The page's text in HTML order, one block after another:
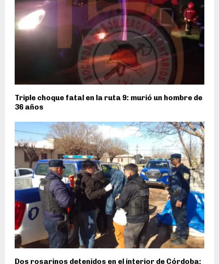
Triple choque fatal en la ruta 9: murió un hombre de
36 años
Dos rosarinos detenidos en el interior de Córdoba: